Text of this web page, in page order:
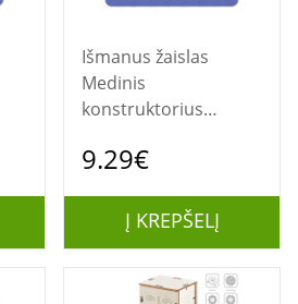
Išmanus žaislas
Medinis
konstruktorius
mokomasis modelis
9.29€
Į KREPŠELĮ